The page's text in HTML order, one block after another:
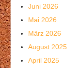
Juni 2026
Mai 2026
März 2026
August 2025
April 2025